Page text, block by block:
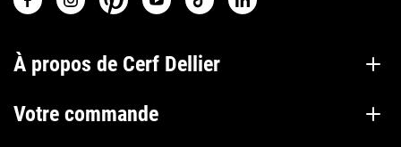
À propos de Cerf Dellier
Votre commande